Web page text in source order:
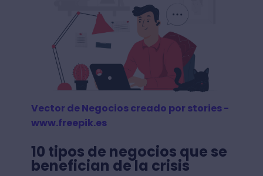
Vector de Negocios creado por stories -
www.freepik.es
10 tipos de negocios que se
benefician de la crisis